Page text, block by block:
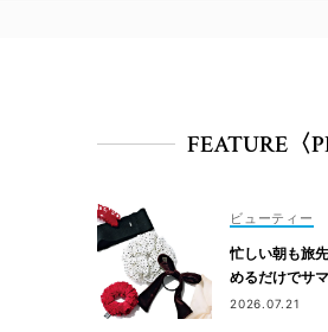
FEATURE〈
ビューティー
忙しい朝も旅
めるだけでサ
アクセ】6選
2026.07.21